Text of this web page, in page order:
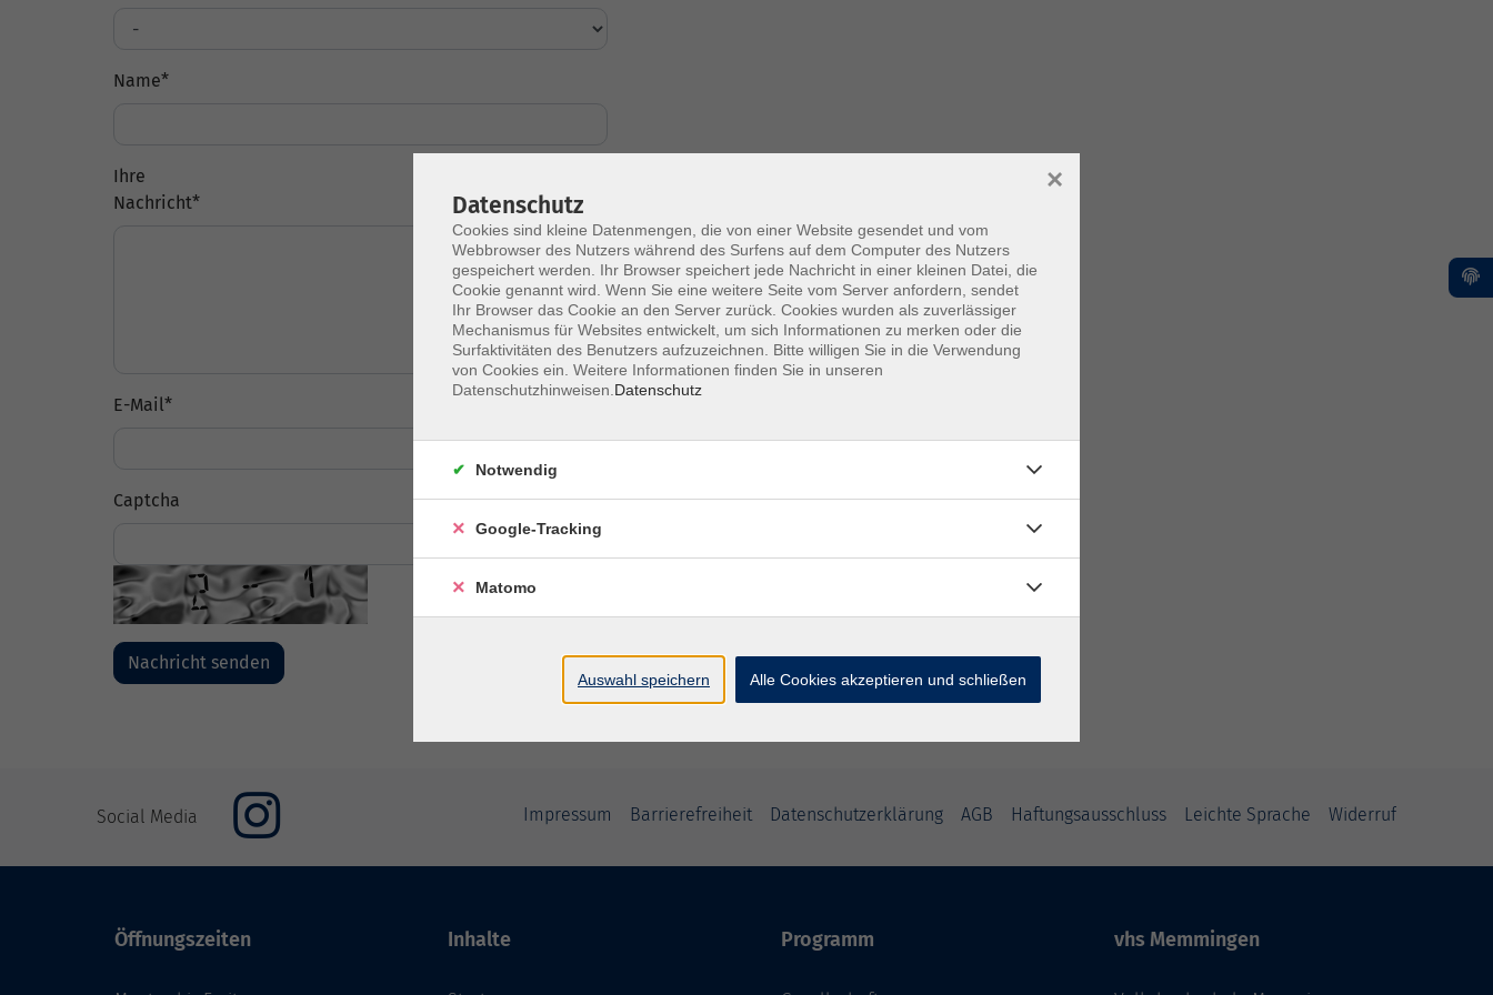
Name*
Ihre
Nachricht*
E-Mail*
Captcha
Social Media Impressum Barrierefreiheit Datenschutzerklärung AGB Haftungsausschluss Leichte Sprache Widerruf
Öffnungszeiten Inhalte Programm vhs Memmingen
Datenschutz
Cookies sind kleine Datenmengen, die von einer Website gesendet und vom
Webbrowser des Nutzers während des Surfens auf dem Computer des Nutzers
gespeichert werden. Ihr Browser speichert jede Nachricht in einer kleinen Datei, die
Cookie genannt wird. Wenn Sie eine weitere Seite vom Server anfordern, sendet
Ihr Browser das Cookie an den Server zurück. Cookies wurden als zuverlässiger
Mechanismus für Websites entwickelt, um sich Informationen zu merken oder die
Surfaktivitäten des Benutzers aufzuzeichnen. Bitte willigen Sie in die Verwendung
von Cookies ein. Weitere Informationen finden Sie in unseren
Datenschutzhinweisen. Datenschutz
×
Notwendig
Google-Tracking
Matomo
Auswahl speichern Alle Cookies akzeptieren und schließen